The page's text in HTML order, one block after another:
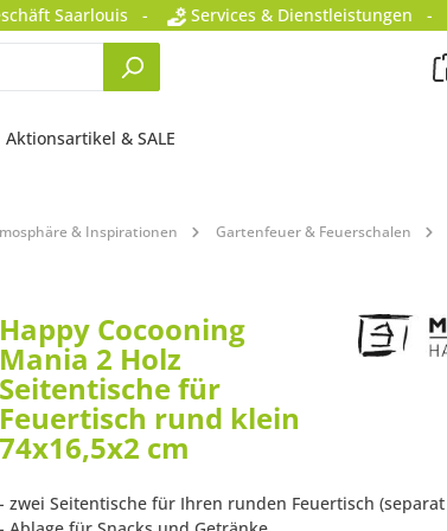
Saarlouis - Services & Dienstleistungen -
Aktionsartikel & SALE
& Inspirationen Gartenfeuer & Feuerschalen
Happy Cocooning
Mania 2 Holz
Seitentische für
Feuertisch rund klein
74x16,5x2 cm
- zwei Seitentische für Ihren runden Feuertisch